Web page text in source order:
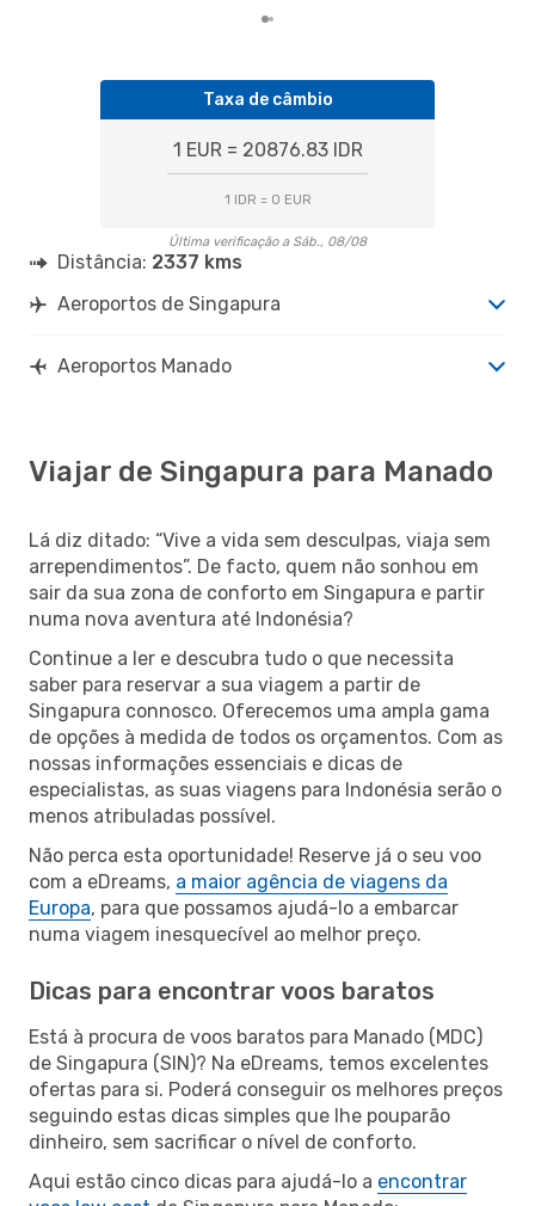
Taxa de câmbio
1 EUR = 20876.83 IDR
1 IDR = 0 EUR
Última verificação a Sáb., 08/08
Distância: 2337 kms
Aeroportos de Singapura
Aeroportos Manado
Viajar de Singapura para Manado
Lá diz ditado: “Vive a vida sem desculpas, viaja sem
arrependimentos”. De facto, quem não sonhou em
sair da sua zona de conforto em Singapura e partir
numa nova aventura até Indonésia?
Continue a ler e descubra tudo o que necessita
saber para reservar a sua viagem a partir de
Singapura connosco. Oferecemos uma ampla gama
de opções à medida de todos os orçamentos. Com as
nossas informações essenciais e dicas de
especialistas, as suas viagens para Indonésia serão o
menos atribuladas possível.
Não perca esta oportunidade! Reserve já o seu voo
com a eDreams, a maior agência de viagens da
Europa, para que possamos ajudá-lo a embarcar
numa viagem inesquecível ao melhor preço.
Dicas para encontrar voos baratos
Está à procura de voos baratos para Manado (MDC)
de Singapura (SIN)? Na eDreams, temos excelentes
ofertas para si. Poderá conseguir os melhores preços
seguindo estas dicas simples que lhe pouparão
dinheiro, sem sacrificar o nível de conforto.
Aqui estão cinco dicas para ajudá-lo a encontrar